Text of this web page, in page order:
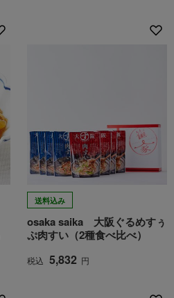
送料込み
osaka saika 大阪ぐるめすぅ
ぷ肉すい（2種食べ比べ）
税込 5,832 円